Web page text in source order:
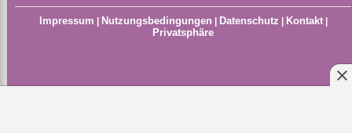
Impressum Nutzungsbedingungen Datenschutz Kontakt|
Privatsphäre